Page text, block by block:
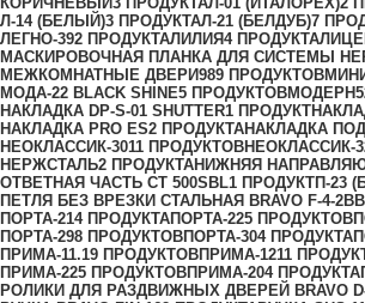
Л-14 (БЕЛЫЙ)3 ПРОДУКТАЛ-21 (БЕЛДУБ)7
ЛЕГНО-392 ПРОДУКТАЛИЛИЯ4 ПРОДУКТА
МАСКИРОВОЧНАЯ ПЛАНКА ДЛЯ СИСТЕМЫ
МЕЖКОМНАТНЫЕ ДВЕРИ989 ПРОДУКТОВ
МОДА-22 BLACK SHINE5 ПРОДУКТОВМОДЕРН
НАКЛАДКА DP-S-01 SHUTTER1 ПРОДУКТ
НАКЛАДКА PRO ES2 ПРОДУКТАНАКЛАДКА ПОД
НЕОКЛАССИК-3011 ПРОДУКТОВНЕОКЛАССИК-
НЕРЖСТАЛЬ2 ПРОДУКТАНИЖНЯЯ
ОТВЕТНАЯ ЧАСТЬ СТ 500SBL1 ПРОДУКТП-23
ПЕТЛЯ БЕЗ ВРЕЗКИ СТАЛЬНАЯ BRAVO F-4-
ПОРТА-214 ПРОДУКТАПОРТА-225 ПРОДУКТОВ
ПОРТА-298 ПРОДУКТОВПОРТА-304 ПРОДУКТА
ПРИМА-11.19 ПРОДУКТОВПРИМА-1211
ПРИМА-225 ПРОДУКТОВПРИМА-204 ПРОДУКТА
РОЛИКИ ДЛЯ РАЗДВИЖНЫХ ДВЕРЕЙ BRAVO